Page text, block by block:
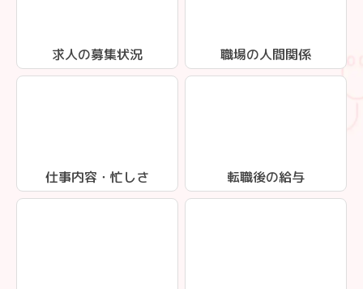
求人の募集状況 職場の人間関係
仕事内容・忙しさ 転職後の給与